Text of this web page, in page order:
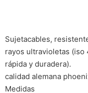
Sujetacables,
rayos ultravioletas (iso
rápida y duradera).
calidad alemana
Medidas